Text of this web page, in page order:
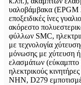
υαλοβάμβακα (EPGM
εποξειδικές ίνες
ακόρεστο
φύλλων SMC,
με τεχνολογία
μόνωσης με χύτευση
ελασμάτων (εύκαμπτο
ηλεκτρικούς
NHN, D279